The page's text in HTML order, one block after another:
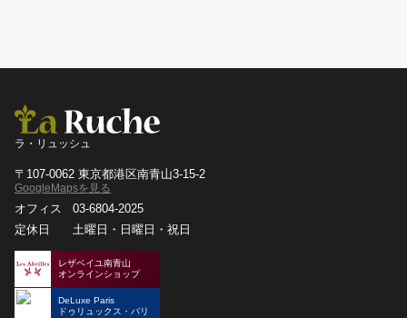
ラ・リュッシュ
〒107-0062 東京都港区南青山3-15-2
GoogleMapsを見る
オフィス
03-6804-2025
定休日
土曜日・日曜日・祝日
レザベイユ南青山
オンラインショップ
DeLuxe Paris
ドゥリュックス・パリ